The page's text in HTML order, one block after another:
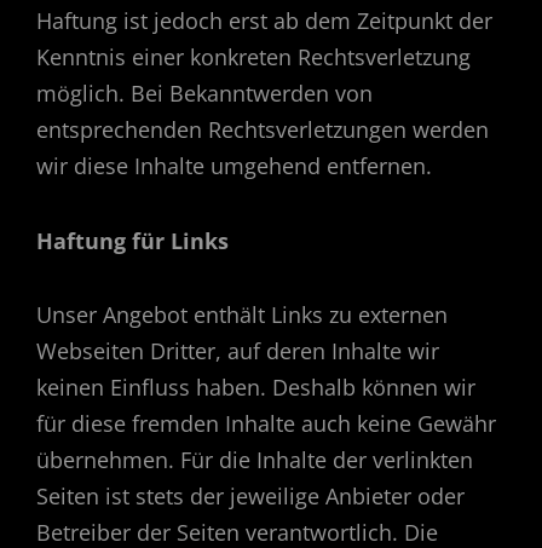
Haftung ist jedoch erst ab dem Zeitpunkt der
Kenntnis einer konkreten Rechtsverletzung
möglich. Bei Bekanntwerden von
entsprechenden Rechtsverletzungen werden
wir diese Inhalte umgehend entfernen.
Haftung für Links
Unser Angebot enthält Links zu externen
Webseiten Dritter, auf deren Inhalte wir
keinen Einfluss haben. Deshalb können wir
für diese fremden Inhalte auch keine Gewähr
übernehmen. Für die Inhalte der verlinkten
Seiten ist stets der jeweilige Anbieter oder
Betreiber der Seiten verantwortlich. Die